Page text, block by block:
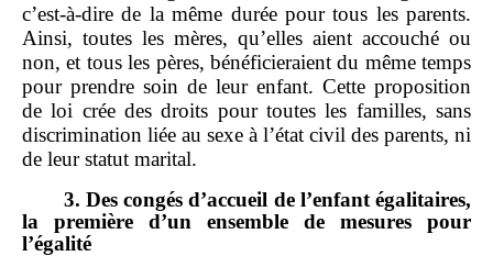
c’est‑à‑dire de la même durée pour tous les parents.
Ainsi, toutes les mères, qu’elles aient accouché ou
non, et tous les pères, bénéficieraient du même temps
pour prendre soin de leur enfant. Cette proposition
de loi crée des droits pour toutes les familles, sans
discrimination liée au sexe à l’état civil des parents, ni
de leur statut marital.
3. Des congés d’accueil de l’enfant égalitaires,
la première d’un ensemble de mesures pour
l’égalité